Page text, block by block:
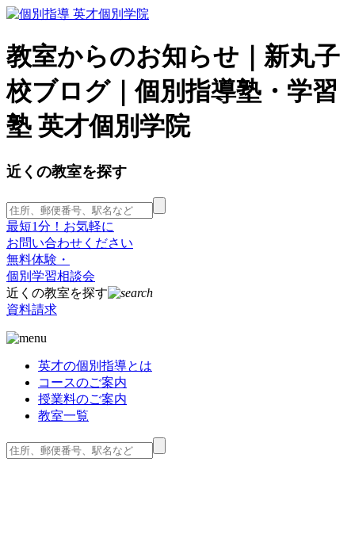
教室からのお知らせ｜新丸子
校ブログ｜個別指導塾・学習
塾 英才個別学院
近くの教室を探す
最短1分！お気軽に
お問い合わせください
無料体験・
個別学習相談会
近くの教室を探す
資料請求
英才の個別指導とは
コースのご案内
授業料のご案内
教室一覧